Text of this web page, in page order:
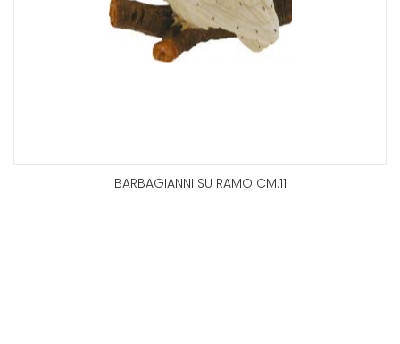
BARBAGIANNI SU RAMO CM.11